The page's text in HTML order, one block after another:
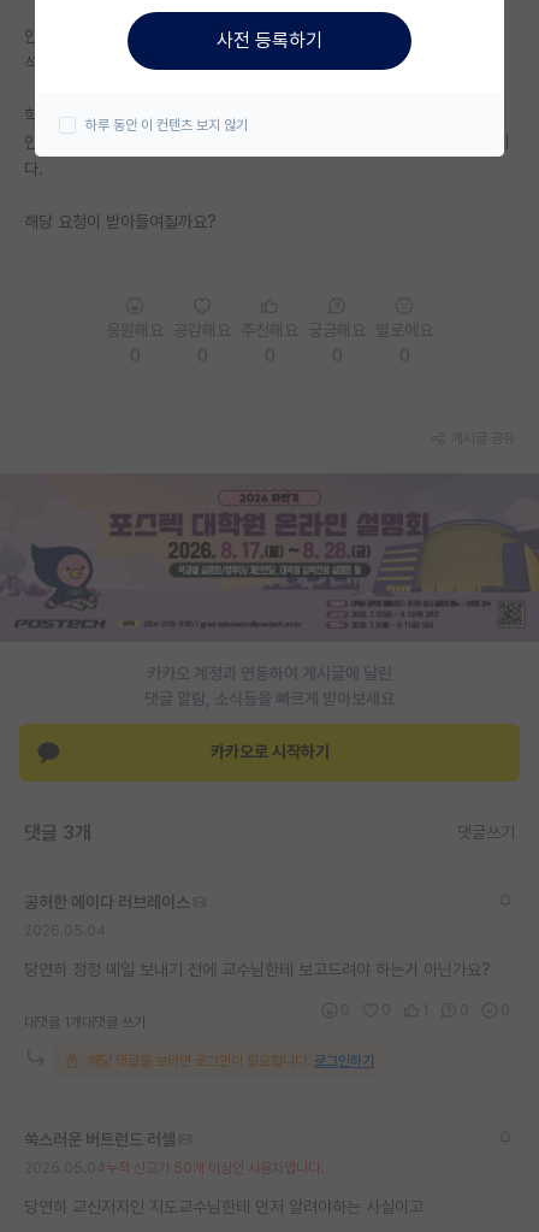
미국 대학원 합격 후기 게시판
대학원생 모집 게시판
연구실(PI) 홍보 게시판
인문사회 계열 게시판
특수/전문대학원 게시판
반도체/AI 게시판
학술 정보 게시판
커리어
유학교육
재팬라운지 🌸
안녕하세요.
석사 재학 중인 학생입니다.
학술대회 논문을 작성해서 기한 내에 제출은 했는데,
인용 표기 오류를 발견해서 현재 학회 측에 정정 요청 메일을 보낸 상태입니
다.
해당 요청이 받아들여질까요?
카카오 계정과 연동하여 게시글에 달린
댓글 알람, 소식등을 빠르게 받아보세요
카카오로 시작하기
댓글 3개 댓글쓰기
공허한 에이다 러브레이스
당연히 정정 메일 보내기 전에 교수님한테 보고드려야 하는거 아닌가요?
대댓글 1개 대댓글 쓰기
해당 댓글을 보려면 로그인이 필요합니다. 로그인하기
쑥스러운 버트런드 러셀
누적 신고가 50개 이상인 사용자입니다.
당연히 교신저자인 지도교수님한테 먼저 알려야하는 사실이고
사전 등록하기
하루 동안 이 컨텐츠 보지 않기